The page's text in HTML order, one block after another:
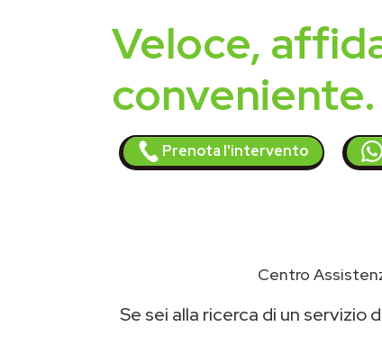
Veloce,
conveniente.
Prenota l'intervento
Centro
Se sei alla ricerca di un servizio